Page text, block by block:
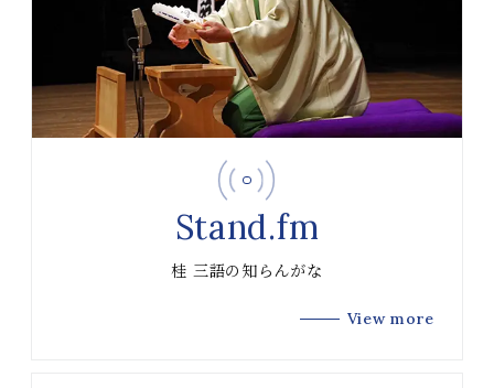
Stand.fm
桂 三語の知らんがな
View more